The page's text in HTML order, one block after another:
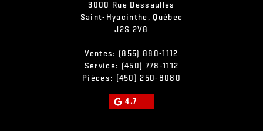
3000 Rue Dessaulles
Saint-Hyacinthe , Québec
J2S 2V8
Ventes: (855) 880-1112
Service: (450) 778-1112
Pièces: (450) 250-8080
4.7